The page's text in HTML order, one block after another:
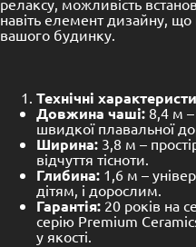
релаксу, можливість
навіть елемент дизайну, що
вашого будинку.
Технічні
Довжина чаші: 8,4 м
швидкої плавальної
Ширина: 3,8 м –
відчуття тісноти.
Глибина: 1,6 м –
дітям, і дорослим.
Гарантія: 20 років на
серію Premium
у якості.